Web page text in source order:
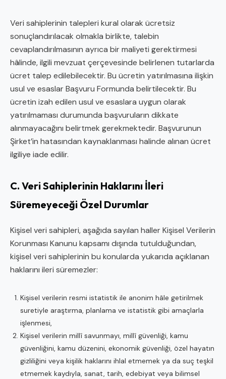
Veri sahiplerinin talepleri kural olarak ücretsiz
sonuçlandırılacak olmakla birlikte, talebin
cevaplandırılmasının ayrıca bir maliyeti gerektirmesi
hâlinde, ilgili mevzuat çerçevesinde belirlenen tutarlarda
ücret talep edilebilecektir. Bu ücretin yatırılmasına ilişkin
usul ve esaslar Başvuru Formunda belirtilecektir. Bu
ücretin izah edilen usul ve esaslara uygun olarak
yatırılmaması durumunda başvuruların dikkate
alınmayacağını belirtmek gerekmektedir. Başvurunun
Şirket’in hatasından kaynaklanması halinde alınan ücret
ilgiliye iade edilir.
C. Veri Sahiplerinin Haklarını İleri
Süremeyeceği Özel Durumlar
Kişisel veri sahipleri, aşağıda sayılan haller Kişisel Verilerin
Korunması Kanunu kapsamı dışında tutulduğundan,
kişisel veri sahiplerinin bu konularda yukarıda açıklanan
haklarını ileri süremezler:
Kişisel verilerin resmi istatistik ile anonim hâle getirilmek
suretiyle araştırma, planlama ve istatistik gibi amaçlarla
işlenmesi,
Kişisel verilerin millî savunmayı, millî güvenliği, kamu
güvenliğini, kamu düzenini, ekonomik güvenliği, özel hayatın
gizliliğini veya kişilik haklarını ihlal etmemek ya da suç teşkil
etmemek kaydıyla, sanat, tarih, edebiyat veya bilimsel